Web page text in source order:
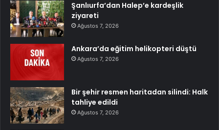
Şanlıurfa’dan Halep’e kardeşlik
ziyareti
Ağustos 7, 2026
Ankara’da eğitim helikopteri düştü
Ağustos 7, 2026
Bir şehir resmen haritadan silindi: Halk
tahliye edildi
Ağustos 7, 2026